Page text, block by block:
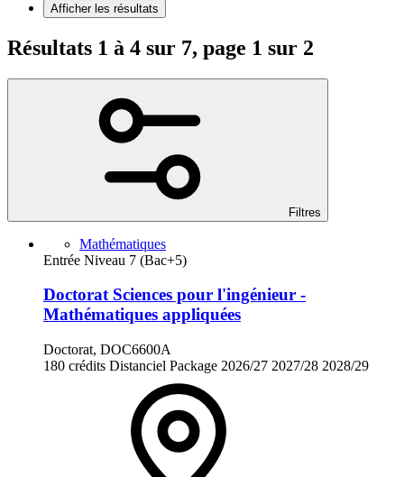
Afficher les résultats
Résultats 1 à 4 sur 7, page 1 sur 2
Filtres
Mathématiques
Entrée Niveau 7 (Bac+5)
Doctorat Sciences pour l'ingénieur -
Mathématiques appliquées
Doctorat, DOC6600A
180 crédits Distanciel Package 2026/27 2027/28 2028/29